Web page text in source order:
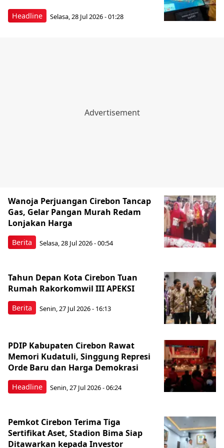
Headline Selasa, 28 Jul 2026 - 01:28
Berita
Wanoja Perjuangan Cirebon Tancap
Gas, Gelar Pangan Murah Redam
Lonjakan Harga
Selasa, 28 Jul 2026 - 00:54
Berita
Tahun Depan Kota Cirebon Tuan
Rumah Rakorkomwil III APEKSI
Senin, 27 Jul 2026 - 16:13
Headline
PDIP Kabupaten Cirebon Rawat
Memori Kudatuli, Singgung Represi
Orde Baru dan Harga Demokrasi
Senin, 27 Jul 2026 - 06:24
Pemkot Cirebon Terima Tiga
Sertifikat Aset, Stadion Bima Siap
Ditawarkan kepada Investor